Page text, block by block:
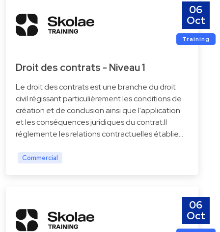
06
Oct
Training
Droit des contrats - Niveau 1
Le droit des contrats est une branche du droit
civil régissant particulièrement les conditions de
création et de conclusion ainsi que l'application
et les conséquences juridiques du contrat.Il
réglemente les relations contractuelles établie…
Commercial
06
Oct